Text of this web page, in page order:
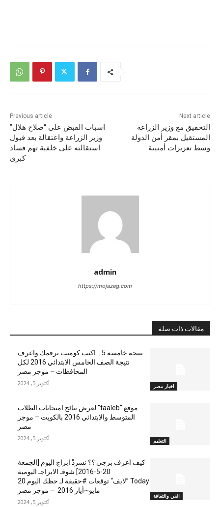
Previous article
اسباب القبض على “صلاح هلال”
وزير الزراعة واعتقالة بعد قبول
استقالته على خلفية تهم فساد
كبرى
Next article
التحقيق مع وزير الزراعة
المستقيل بمقر أمن الدولة
وسط تعزيزات أمنيية
admin
https://mojazeg.com
مقالات ذات صلة
اخبار مصر
نتيجة خامسة 5 .. اكتب كومنت برقمك واعرف
نتيجة الصف الخامس الابتدائي 2016 لكل
المحافظات – موجز مصر
أكتوبر 5, 2024
التعليم
موقع “taaleb” لعرض نتائج امتحانات الطلاب
المتوسط والابتدائي 2016 بالكويت – موجز
مصر
أكتوبر 5, 2024
الفن والثقافة
كيف اعرف برجي ؟؟ نسردْ ابراج اليوم [الجمعة
20-5-2016] شوفـ الابراجـ اليومية
Today ”لايف“ توقعات #حقيقة لـ حظك اليوم 20
مايو~أيار 2016 – موجز مصر
أكتوبر 5, 2024